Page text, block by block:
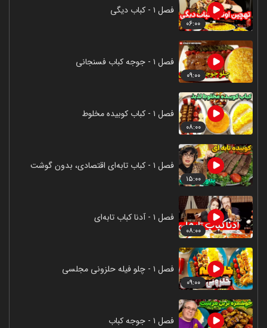
۰۶:۰۰
فصل ۱ - کباب دیگی
۰۹:۰۰
فصل ۱ - جوجه کباب فسنجانی
۰۸:۰۰
فصل ۱ - کباب کوبیده مخلوط
۱۵:۰۰
فصل ۱ - کباب تابه‌ای اقتصادی، بدون گوشت
۰۸:۰۰
فصل ۱ - آدنا کباب تابه‌ای
۰۹:۰۰
فصل ۱ - چلو فیله حلزونی مجلسی
فصل ۱ - جوجه کباب